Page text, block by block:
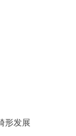
形发展